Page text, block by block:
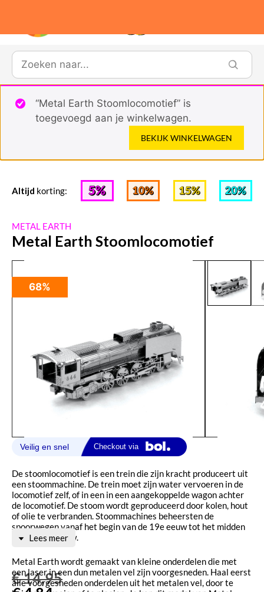
“Metal Earth Stoomlocomotief” is
toegevoegd aan je winkelwagen.
BEKIJK WINKELWAGEN
Altijd korting:
De stoomlocomotief is een trein die zijn kracht produceert uit
een stoommachine. De trein moet zijn water vervoeren in de
locomotief zelf, of in een in een aangekoppelde wagon achter
de locomotief. De stoom wordt geproduceerd door kolen, hout
of olie te verbranden. Stoommachines beheersten de
spoorwegen vanaf het begin van de 19e eeuw tot het midden
van de 20e eeuw.
Metal Earth wordt gemaakt van kleine onderdelen die met
een laser in een dun metalen vel zijn voorgesneden. Haal eerst
alle voorgesneden onderdelen uit het metalen vel, door te
Lees meer
€14,95
METAL EARTH
Metal Earth Stoomlocomotief
68%